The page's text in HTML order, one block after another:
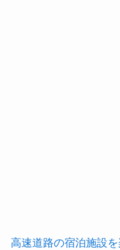
高速道路の宿泊施設